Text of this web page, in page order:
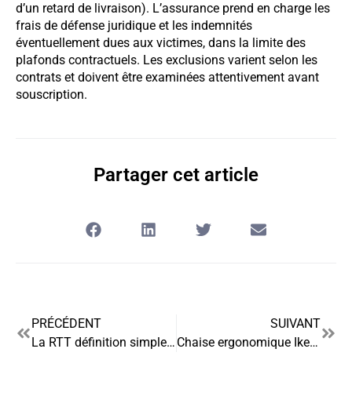
d’un retard de livraison). L’assurance prend en charge les
frais de défense juridique et les indemnités
éventuellement dues aux victimes, dans la limite des
plafonds contractuels. Les exclusions varient selon les
contrats et doivent être examinées attentivement avant
souscription.
Partager cet article
PRÉCÉDENT
La RTT définition simple pour employeurs et employés
SUIVANT
Chaise ergonomique Ikea : comparatif des prix et performances